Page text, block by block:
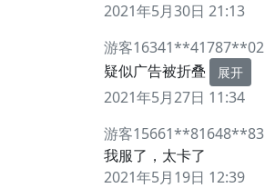
2021年5月30日 21:13
游客16341**41787**02
疑似广告被折叠
展开
2021年5月27日 11:34
游客15661**81648**83
我服了，太卡了
2021年5月19日 12:39